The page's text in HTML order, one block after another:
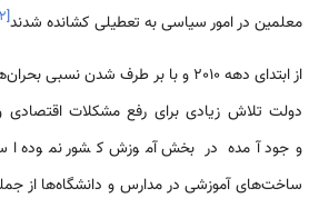
معلمین در امور سیاسی به تعطیلی کشانده شدند[۲
از ابتدای دهه 2010 و با بر طرف شدن
دولت تلاش زیادی برای رفع مشکلات اقتصادی
وجود آمده در بخش آموزش کشور نموده
ساخت‌های آموزشی در مدارس و دانشگاه‌ها از